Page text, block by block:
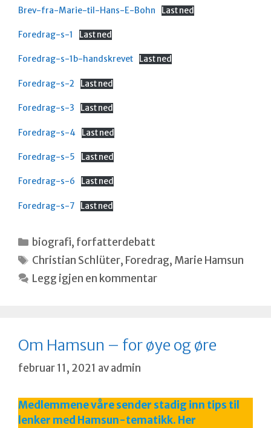
Brev-fra-Marie-til-Hans-E-Bohn
Last ned
Foredrag-s-1 Last ned
Foredrag-s-1b-handskrevet Last ned
Foredrag-s-2 Last ned
Foredrag-s-3 Last ned
Foredrag-s-4 Last ned
Foredrag-s-5 Last ned
Foredrag-s-6 Last ned
Foredrag-s-7 Last ned
Kategorier
biografi, forfatterdebatt
Stikkord
Christian Schlüter, Foredrag, Marie Hamsun
Legg igjen en kommentar
Om Hamsun – for øye og øre
februar 11, 2021 avadmin
Medlemmene våre sender stadig inn tips til
lenker med Hamsun-tematikk. Her